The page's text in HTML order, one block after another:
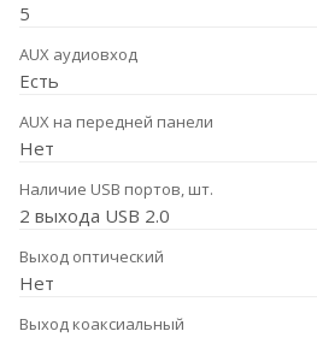
5
AUX аудиовход
Есть
AUX на передней панели
Нет
Наличие USB портов, шт.
2 выхода USB 2.0
Выход оптический
Нет
Выход коаксиальный